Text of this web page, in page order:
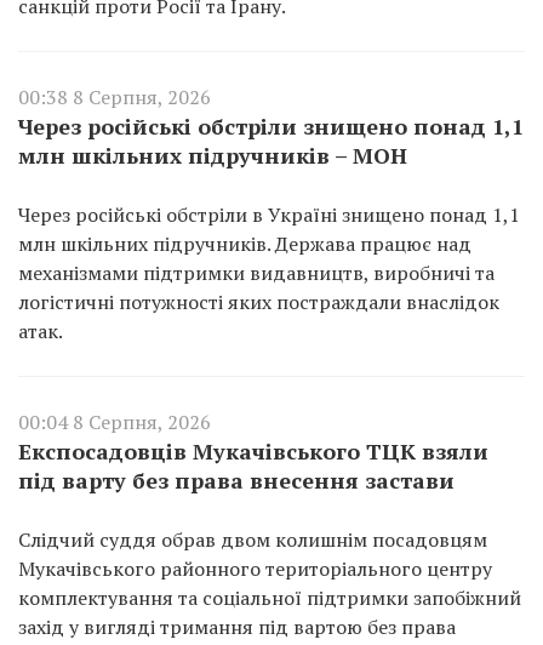
санкцій проти Росії та Ірану.
00:38 8 Серпня, 2026
Через російські обстріли знищено понад 1,1
млн шкільних підручників – МОН
Через російські обстріли в Україні знищено понад 1,1
млн шкільних підручників. Держава працює над
механізмами підтримки видавництв, виробничі та
логістичні потужності яких постраждали внаслідок
атак.
00:04 8 Серпня, 2026
Експосадовців Мукачівського ТЦК взяли
під варту без права внесення застави
Слідчий суддя обрав двом колишнім посадовцям
Мукачівського районного територіального центру
комплектування та соціальної підтримки запобіжний
захід у вигляді тримання під вартою без права